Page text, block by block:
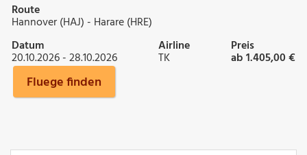
Route
Hannover (HAJ) - Harare (HRE)
Datum
20.10.2026 - 28.10.2026
Airline
TK
Preis
ab 1.405,00 €
Fluege finden